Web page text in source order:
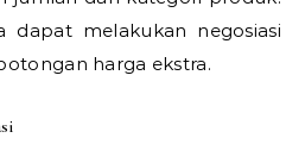
dapat melakukan negosiasi
harga ekstra.